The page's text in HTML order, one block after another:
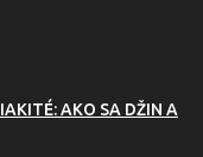
AKO SA DŽIN A